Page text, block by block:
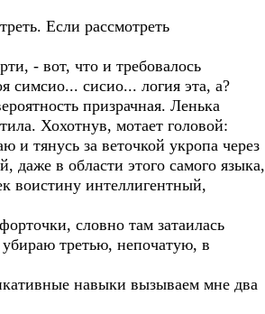
Если рассмотреть
- вот, что и требовалось
симсио... сисио... логия эта, а?
призрачная. Ленька
Хохотнув, мотает головой:
тянусь за веточкой укропа через
в области этого самого языка,
воистину интеллигентный,
словно там затаилась
третью, непочатую, в
навыки вызываем мне два